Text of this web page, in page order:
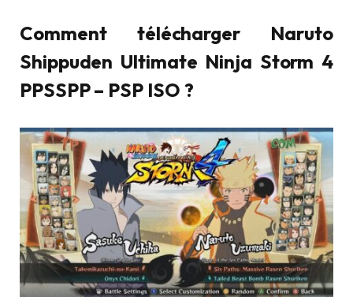
Comment télécharger Naruto
Shippuden Ultimate Ninja Storm 4
PPSSPP – PSP ISO ?